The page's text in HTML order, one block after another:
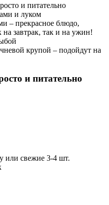
и питательно
и луком
– прекрасное блюдо,
завтрак, так и на ужин!
крупой – подойдут на
и питательно
или свежие 3-4 шт.